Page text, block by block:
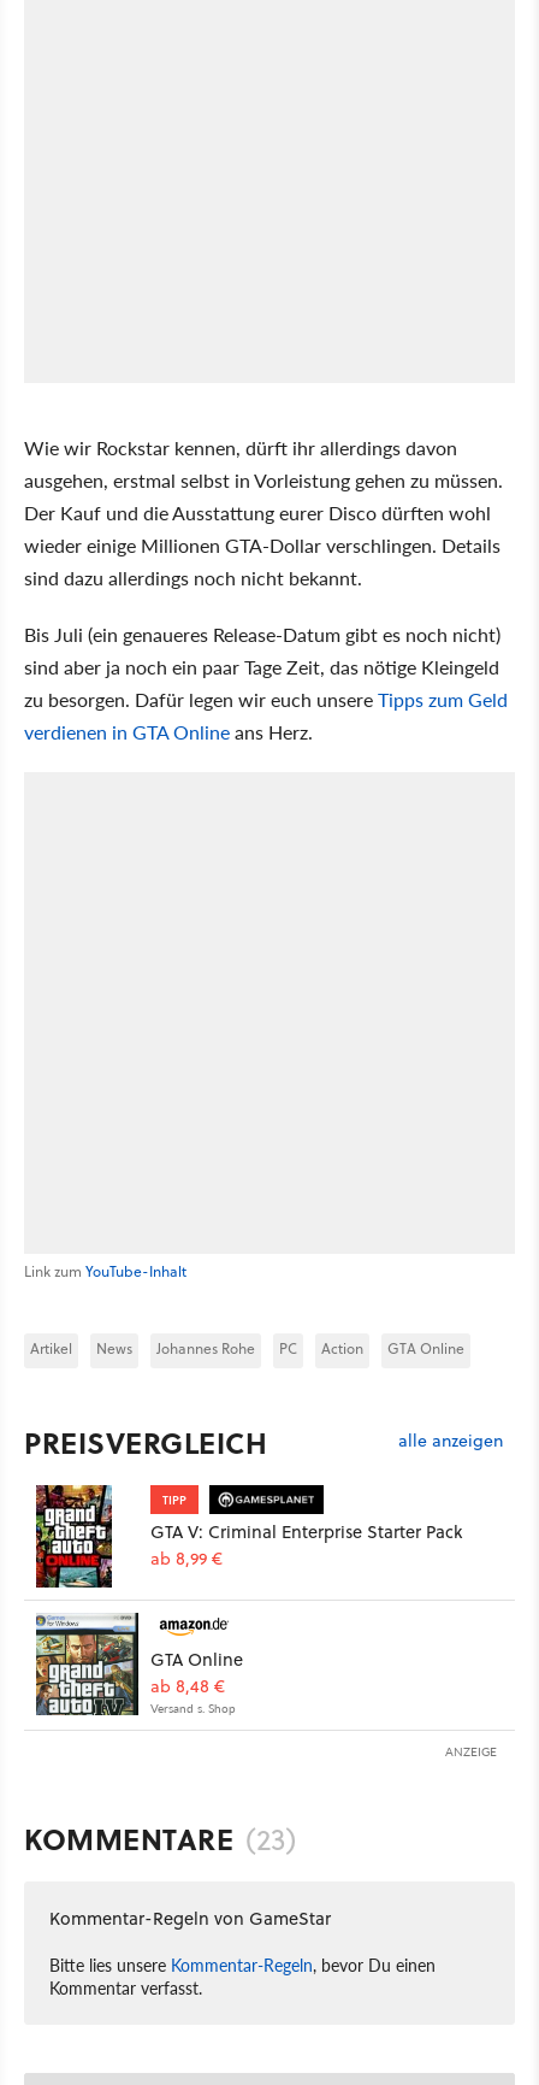
Wie wir Rockstar kennen, dürft ihr allerdings davon
ausgehen, erstmal selbst in Vorleistung gehen zu müssen.
Der Kauf und die Ausstattung eurer Disco dürften wohl
wieder einige Millionen GTA-Dollar verschlingen. Details
sind dazu allerdings noch nicht bekannt.
Bis Juli (ein genaueres Release-Datum gibt es noch nicht)
sind aber ja noch ein paar Tage Zeit, das nötige Kleingeld
zu besorgen. Dafür legen wir euch unsereTipps zum Geld
verdienen in GTA Onlineans Herz.
Link zum YouTube-Inhalt
Artikel News Johannes Rohe PC Action GTA Online
PREISVERGLEICH alle anzeigen
TIPP
GTA V: Criminal Enterprise Starter Pack
ab 8,99 €
GTA Online
ab 8,48 €
Versand s. Shop
ANZEIGE
KOMMENTARE (23)
Kommentar-Regeln von GameStar
Bitte lies unsere Kommentar-Regeln, bevor Du einen
Kommentar verfasst.